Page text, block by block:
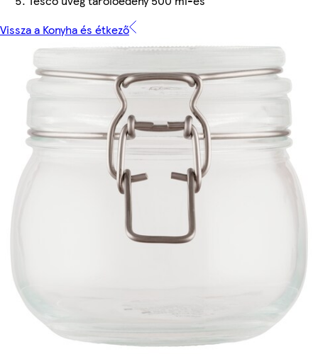
Vissza a Konyha és étkező